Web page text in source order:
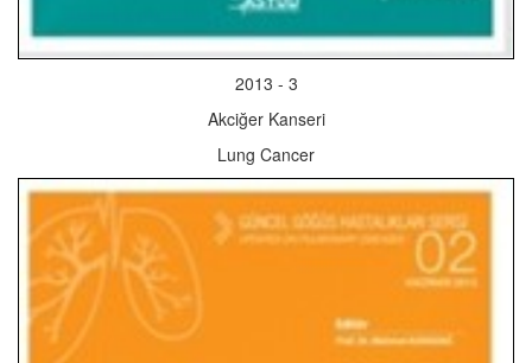
2013 - 3
Akciğer Kanseri
Lung Cancer